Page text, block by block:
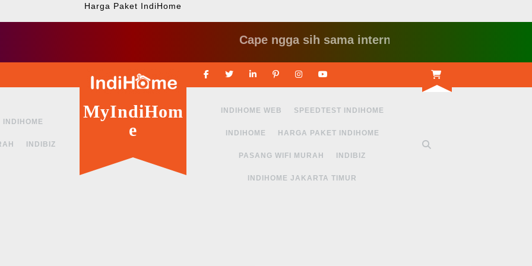
Harga Paket IndiHome
Cape ngga sih sama internet yang lambat gitu gitu
FacebookTwitter LinkedinPinterestInstagram
INDIHOME
INDIBIZ
MyIndiHom
e
INDIHOME WEB SPEEDTEST INDIHOME
INDIHOME HARGA PAKET INDIHOME
PASANG WIFI MURAH INDIBIZ
INDIHOME JAKARTA TIMUR